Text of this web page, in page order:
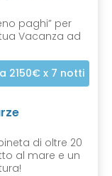
paghi” per
Vacanza ad
2150€ x 7 notti
di oltre 20
al mare e un